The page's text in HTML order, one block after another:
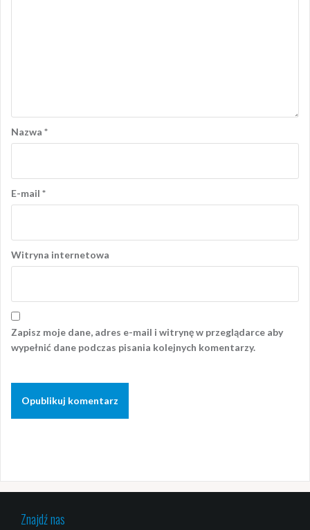
Nazwa *
E-mail *
Witryna internetowa
Zapisz moje dane, adres e-mail i witrynę w przeglądarce aby
wypełnić dane podczas pisania kolejnych komentarzy.
Znajdź nas